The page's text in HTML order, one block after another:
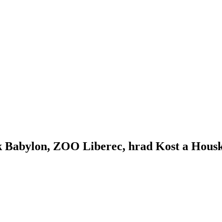
ZOO Liberec, hrad Kost a